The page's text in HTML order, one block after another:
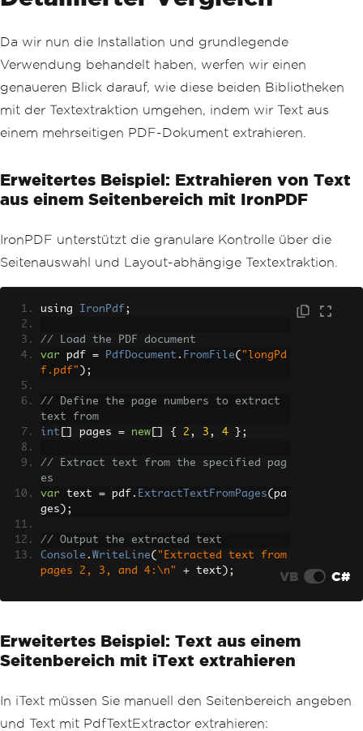
Da wir nun die Installation und grundlegende
Verwendung behandelt haben, werfen wir einen
genaueren Blick darauf, wie diese beiden Bibliotheken
mit der Textextraktion umgehen, indem wir Text aus
einem mehrseitigen PDF-Dokument extrahieren.
Erweitertes Beispiel: Extrahieren von Text
aus einem Seitenbereich mit IronPDF
IronPDF unterstützt die granulare Kontrolle über die
Seitenauswahl und Layout-abhängige Textextraktion.
using IronPdf ;
// Load the PDF document
var pdf = PdfDocument . FromFile( "longPd
f.pdf" );
// Define the page numbers to extract
text from
int
pages = new { 2 , 3 , 4 };
// Extract text from the specified pag
es
var text = pdf . ExtractTextFromPages( pa
ges );
// Output the extracted text
Console . WriteLine( "Extracted text from
pages 2, 3, and 4:\n"
+ text ); VB C#
Erweitertes Beispiel: Text aus einem
Seitenbereich mit iText extrahieren
In iText müssen Sie manuell den Seitenbereich angeben
und Text mit PdfTextExtractor extrahieren: